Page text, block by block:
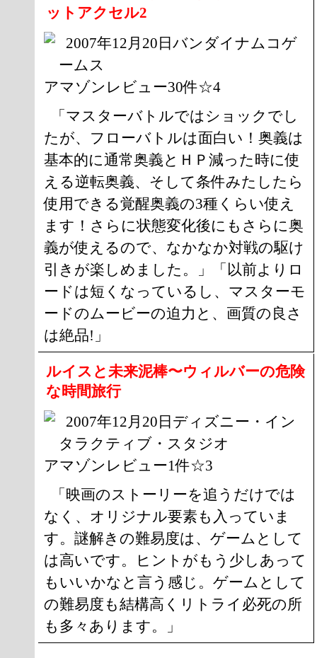
ットアクセル2
2007年12月20日バンダイナムコゲ
ームス
アマゾンレビュー30件☆4
「マスターバトルではショックでし
たが、フローバトルは面白い！奥義は
基本的に通常奥義とＨＰ減った時に使
える逆転奥義、そして条件みたしたら
使用できる覚醒奥義の3種くらい使え
ます！さらに状態変化後にもさらに奥
義が使えるので、なかなか対戦の駆け
引きが楽しめました。」「以前よりロ
ードは短くなっているし、マスターモ
ードのムービーの迫力と、画質の良さ
は絶品!」
ルイスと未来泥棒〜ウィルバーの危険
な時間旅行
2007年12月20日ディズニー・イン
タラクティブ・スタジオ
アマゾンレビュー1件☆3
「映画のストーリーを追うだけでは
なく、オリジナル要素も入っていま
す。謎解きの難易度は、ゲームとして
は高いです。ヒントがもう少しあって
もいいかなと言う感じ。ゲームとして
の難易度も結構高くリトライ必死の所
も多々あります。」